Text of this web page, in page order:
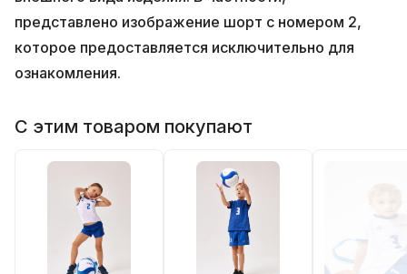
представлено изображение шорт с номером 2,
которое предоставляется исключительно для
ознакомления.
С этим товаром покупают